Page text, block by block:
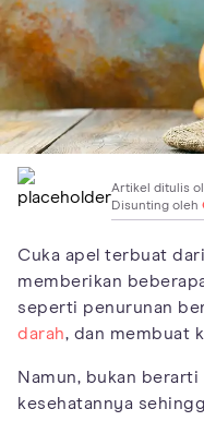
Artikel ditulis
Disunting oleh
Cuka apel terbuat
memberikan
seperti penurunan
darah, dan membuat
Namun, bukan berarti
kesehatannya